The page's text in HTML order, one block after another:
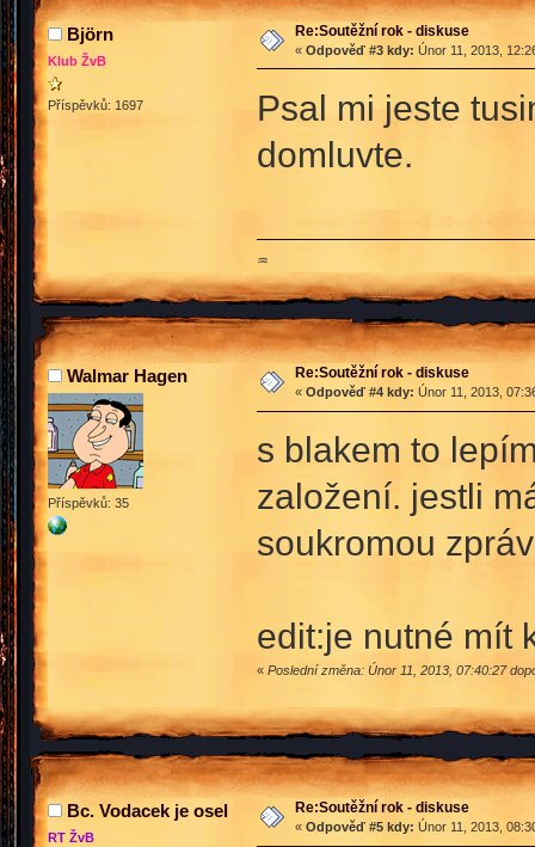
Björn
Klub ŽvB
Příspěvků: 1697
Re:Soutěžní rok - diskuse
« Odpověď #3 kdy: Únor 11, 2013,
Psal mi jeste
domluvte.
♒
Walmar Hagen
Příspěvků: 35
Re:Soutěžní rok - diskuse
« Odpověď #4 kdy: Únor 11, 2013,
s blakem to
založení. jestli
soukromou
edit:je nutné mít
« Poslední změna: Únor 11, 2013, 07:40:27
Bc. Vodacek je osel
RT ŽvB
Re:Soutěžní rok - diskuse
« Odpověď #5 kdy: Únor 11, 2013,